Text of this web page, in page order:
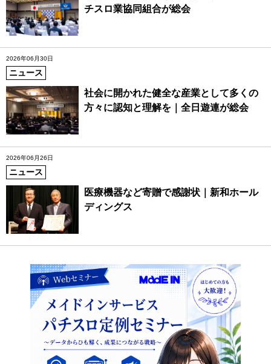
チスロ業協同組合が総会
2026年06月30日
ニュース
社会に開かれた健全な産業として多くの
方々に認知と理解を｜全日遊連が総会
2026年06月26日
ニュース
医療機器など寄贈で感謝状｜新和ホール
ディングス